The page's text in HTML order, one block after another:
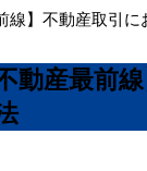
線】不動産取引
動産最前